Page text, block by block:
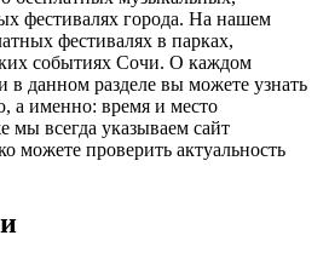
фестивалях города. На нашем
фестивалях в парках,
событиях Сочи. О каждом
в данном разделе вы можете узнать
именно: время и место
мы всегда указываем сайт
можете проверить актуальность